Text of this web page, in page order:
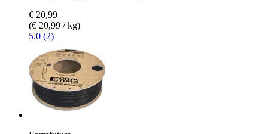
€ 20,99
(€ 20,99 / kg)
5.0 (2)